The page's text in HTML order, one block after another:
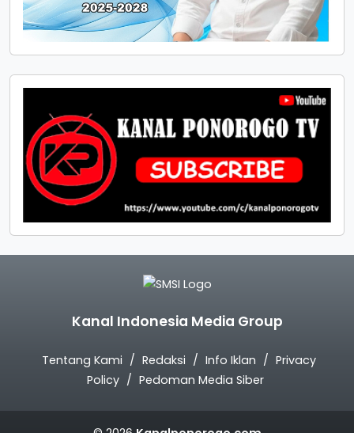
Kanal Indonesia Media Group
Tentang Kami Redaksi Info Iklan
Privacy
Policy
Pedoman Media Siber